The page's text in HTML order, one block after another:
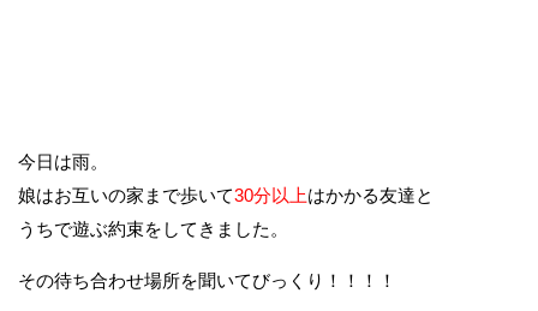
今日は雨。
娘はお互いの家まで歩いて30分以上はかかる友達と
うちで遊ぶ約束をしてきました。
その待ち合わせ場所を聞いてびっくり！！！！